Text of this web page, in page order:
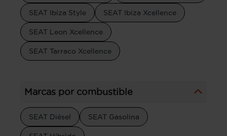
SEAT Ibiza Style SEAT Ibiza Xcellence
SEAT Leon Xcellence
SEAT Tarraco Xcellence
Marcas por combustible
SEAT Diésel SEAT Gasolina